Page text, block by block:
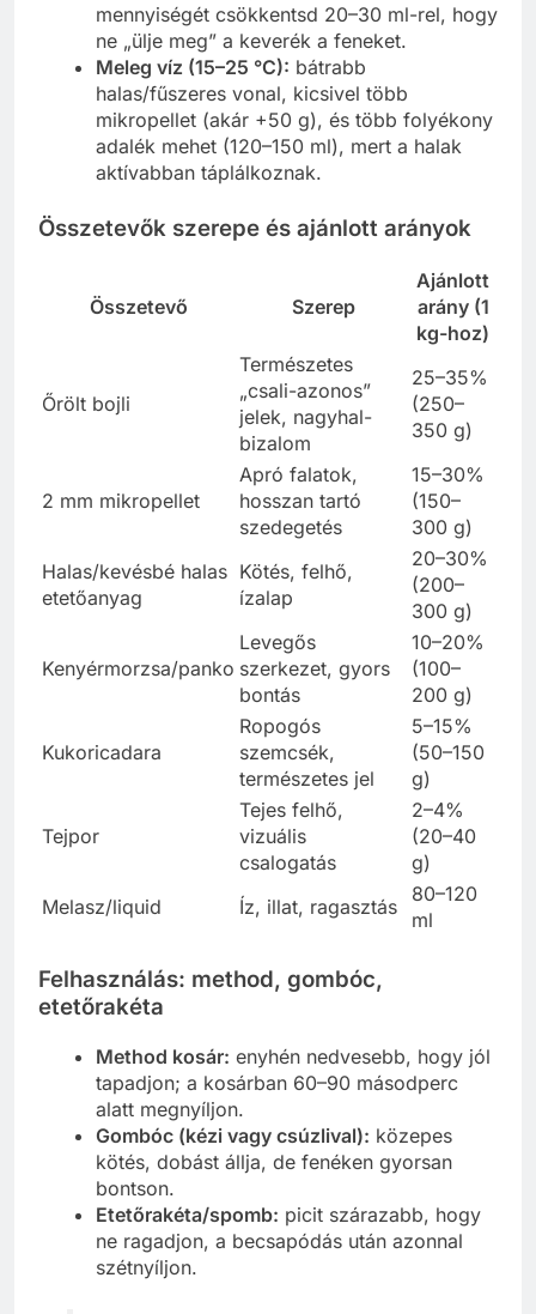
mennyiségét csökkentsd 20–30 ml-rel, hogy
ne „ülje meg” a keverék a feneket.
Meleg víz (15–25 °C): bátrabb
halas/fűszeres vonal, kicsivel több
mikropellet (akár +50 g), és több folyékony
adalék mehet (120–150 ml), mert a halak
aktívabban táplálkoznak.
Összetevők szerepe és ajánlott arányok
Összetevő Szerep
Ajánlott
arány (1
kg-hoz)
Őrölt bojli
Természetes
„csali-azonos”
jelek, nagyhal-
bizalom
25–35%
(250–
350 g)
2 mm mikropellet
Apró falatok,
hosszan tartó
szedegetés
15–30%
(150–
300 g)
Halas/kevésbé halas
etetőanyag
Kötés, felhő,
ízalap
20–30%
(200–
300 g)
Kenyérmorzsa/panko
Levegős
szerkezet, gyors
bontás
10–20%
(100–
200 g)
Kukoricadara
Ropogós
szemcsék,
természetes jel
5–15%
(50–150
g)
Tejpor
Tejes felhő,
vizuális
csalogatás
2–4%
(20–40
g)
Melasz/liquid
Íz, illat, ragasztás
80–120
ml
Felhasználás: method, gombóc,
etetőrakéta
Method kosár: enyhén nedvesebb, hogy jól
tapadjon; a kosárban 60–90 másodperc
alatt megnyíljon.
Gombóc (kézi vagy csúzlival): közepes
kötés, dobást állja, de fenéken gyorsan
bontson.
Etetőrakéta/spomb: picit szárazabb, hogy
ne ragadjon, a becsapódás után azonnal
szétnyíljon.